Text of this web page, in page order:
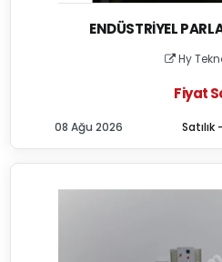
ENDÜSTRIYEL
Hy
Fiyat
Satılık
08 Ağu 2026